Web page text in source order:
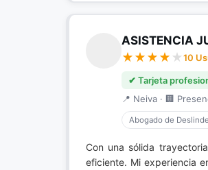
ASISTENCIA
10
✔ Tarjeta
📍 Neiva · 🏢
Abogado de
Con una sólida
eficiente. Mi experiencia